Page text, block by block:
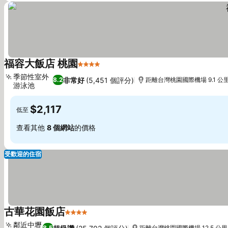
福容大飯店 桃園 4 星級
8.2非常好 (5,451 個評分)
季節性室外
游泳池
距離台灣桃園國際機場 9.1 公
低至 $2,117
查看其他 8 個網站的價格
受歡迎的住宿
古華花園飯店4 星級
鄰近中壢